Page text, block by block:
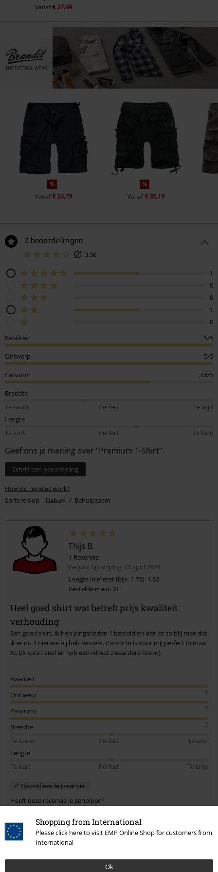
Shopping from International
Please click here to visit EMP Online Shop for customers from
International
Ok
Vanaf€ 37,99
%
Vanaf€ 24,79
%
Vanaf€ 35,19
2 beoordelingen
3.50
1
0
0
1
0
Kwaliteit
5/5
Ontwerp 5/5
Pasvorm 3.5/5
Breedte
Te nauw
Perfect
Te wijd
Lengte
Te kort
Perfect Te lang
Geef ons je mening over "Premium T-Shirt".
Schrijf een beoordeling
How do reviews work?
Sorteren op
Datum Behulpzaam
Thijs B.
1 Recensie
Gepost op: vrijdag, 11 april 2025
Lengte in meter (bijv. 1,78): 1.82
Bestelde maat: XL
Heel goed shirt wat betreft prijs kwaliteit
verhouding
Een goed shirt, ik heb jongstleden 1 besteld en ben er zo blij mee dat
ik er nu 4 nieuwe bij heb besteld. Pasvorm is voor mij perfect in maat
XL (ik sport veel en heb een ietwat zwaardere bouw).
Kwaliteit
5
Ontwerp
5
Pasvorm
5
Breedte
Te nauw
Perfect
Te wijd
Lengte
Te kort
Perfect Te lang
Geverifieerde recensie
Heeft deze recensie je geholpen?